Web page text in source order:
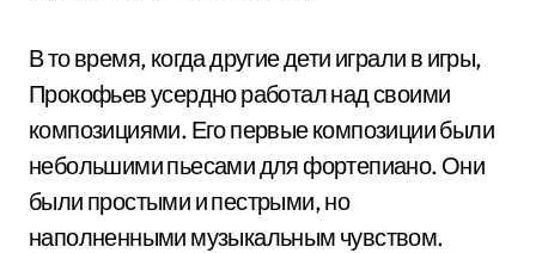
В то время, когда другие дети играли в игры,
Прокофьев усердно работал над своими
композициями. Его первые композиции были
небольшими пьесами для фортепиано. Они
были простыми и пестрыми, но
наполненными музыкальным чувством.